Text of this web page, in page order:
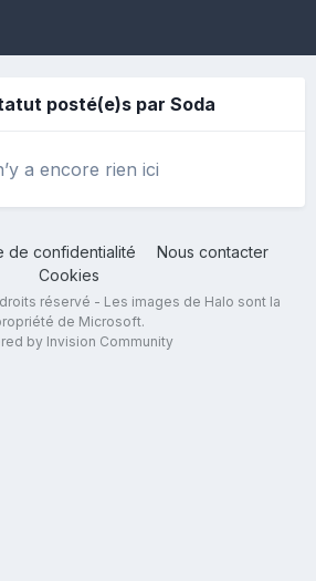
posté(e)s par Soda
a encore rien ici
de confidentialité
Nous contacter
Cookies
réservé - Les images de Halo sont la
de Microsoft.
by Invision Community